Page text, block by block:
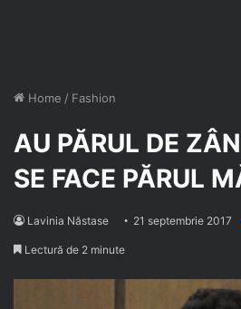
Home / Fashion
AU PĂRUL DE
SE FACE PĂRUL
Lavinia Năstase 21 septembrie 2017
Lectură de 2 minute